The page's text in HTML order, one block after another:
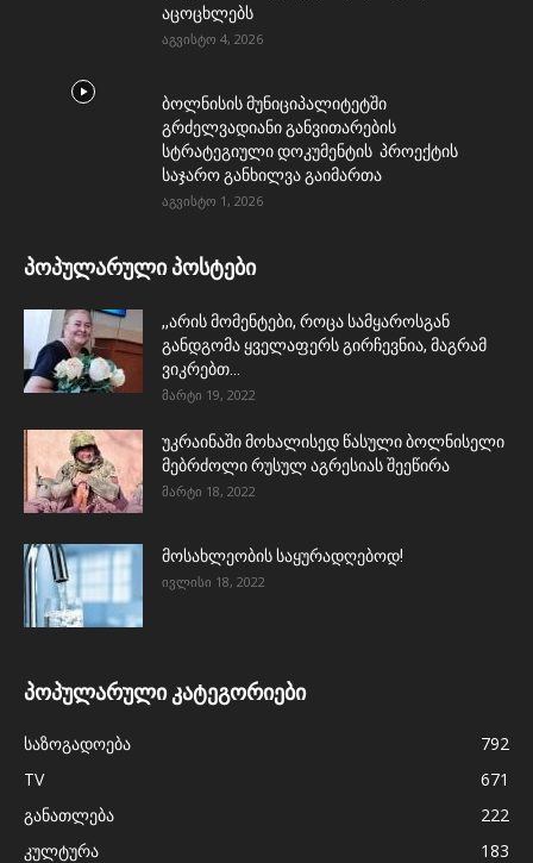
აცოცხლებს
აგვისტო 4, 2026
ბოლნისის მუნიციპალიტეტში
გრძელვადიანი განვითარების
სტრატეგიული დოკუმენტის პროექტის
საჯარო განხილვა გაიმართა
აგვისტო 1, 2026
პოპულარული პოსტები
,,არის მომენტები, როცა სამყაროსგან
განდგომა ყველაფერს გირჩევნია, მაგრამ
ვიკრებთ...
მარტი 19, 2022
უკრაინაში მოხალისედ წასული ბოლნისელი
მებრძოლი რუსულ აგრესიას შეეწირა
მარტი 18, 2022
მოსახლეობის საყურადღებოდ!
ივლისი 18, 2022
პოპულარული კატეგორიები
საზოგადოება
792
TV
671
განათლება
222
კულტურა
183